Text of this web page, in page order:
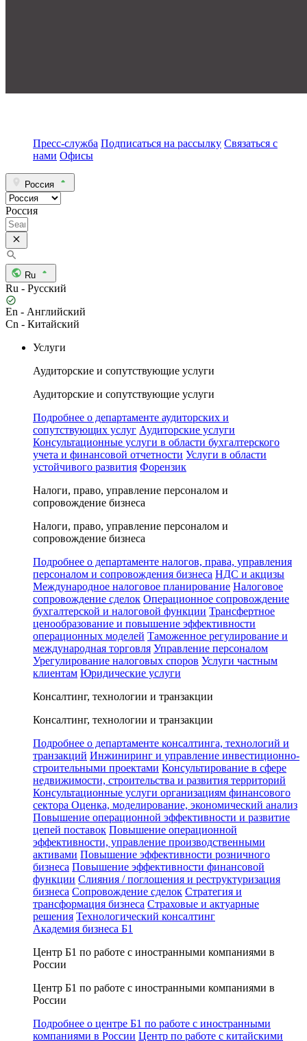
Пресс-служба Подписаться на рассылку Связаться с
нами Офисы
Россия
Россия
Ru
Ru - Русский
En - Английский
Cn - Китайский
Услуги
Аудиторские и сопутствующие услуги
Аудиторские и сопутствующие услуги
Подробнее о департаменте аудиторских и
сопутствующих услуг Аудиторские услуги
Консультационные услуги в области бухгалтерского
учета и финансовой отчетности Услуги в области
устойчивого развития Форензик
Налоги, право, управление персоналом и
сопровождение бизнеса
Налоги, право, управление персоналом и
сопровождение бизнеса
Подробнее о департаменте налогов, права, управления
персоналом и сопровождения бизнеса НДС и акцизы
Международное налоговое планирование Налоговое
сопровождение сделок Операционное сопровождение
бухгалтерской и налоговой функции Трансфертное
ценообразование и повышение эффективности
операционных моделей Таможенное регулирование и
международная торговля Управление персоналом
Урегулирование налоговых споров Услуги частным
клиентам Юридические услуги
Консалтинг, технологии и транзакции
Консалтинг, технологии и транзакции
Подробнее о департаменте консалтинга, технологий и
транзакций Инжиниринг и управление инвестиционно-
строительными проектами Консультирование в сфере
недвижимости, строительства и развития территорий
Консультационные услуги организациям финансового
сектора Оценка, моделирование, экономический анализ
Повышение операционной эффективности и развитие
цепей поставок Повышение операционной
эффективности, управление производственными
активами Повышение эффективности розничного
бизнеса Повышение эффективности финансовой
функции Слияния / поглощения и реструктуризация
бизнеса Сопровождение сделок Стратегия и
трансформация бизнеса Страховые и актуарные
решения Технологический консалтинг
Академия бизнеса Б1
Центр Б1 по работе с иностранными компаниями в
России
Центр Б1 по работе с иностранными компаниями в
России
Подробнее о центре Б1 по работе с иностранными
компаниями в России Центр по работе с китайскими